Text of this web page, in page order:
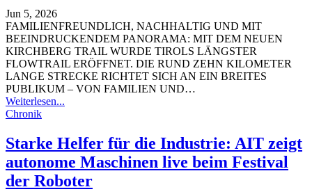
Jun 5, 2026
FAMILIENFREUNDLICH, NACHHALTIG UND MIT
BEEINDRUCKENDEM PANORAMA: MIT DEM NEUEN
KIRCHBERG TRAIL WURDE TIROLS LÄNGSTER
FLOWTRAIL ERÖFFNET. DIE RUND ZEHN KILOMETER
LANGE STRECKE RICHTET SICH AN EIN BREITES
PUBLIKUM – VON FAMILIEN UND…
Weiterlesen...
Chronik
Starke Helfer für die Industrie: AIT zeigt
autonome Maschinen live beim Festival
der Roboter